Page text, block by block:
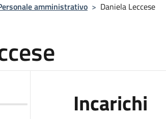
amministrativo > Daniela Leccese
Incarichi